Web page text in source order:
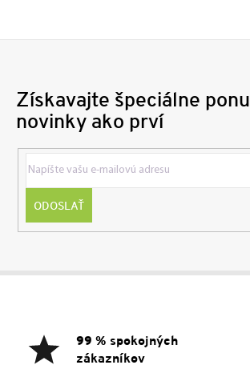
Získavajte špeciálne
novinky ako prví
ODOSLAŤ
99 % spokojných
zákazníkov